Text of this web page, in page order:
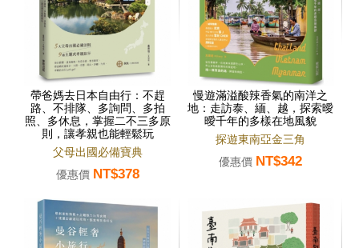
帶爸媽去日本自由行：不趕
路、不排隊、多詢問、多拍
照、多休息，掌握二不三多原
則，讓孝親也能輕鬆玩
父母出國必備寶典
優惠價 NT$378
慢遊滿溢酸辣香氣的南洋之
地：走訪泰、緬、越，探索曖
曖千年的多樣在地風貌
探遊東南亞金三角
優惠價 NT$342